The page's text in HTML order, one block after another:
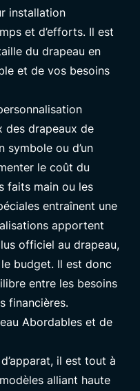
installation
et d’efforts. Il est
du drapeau en
et de vos besoins
des drapeaux de
symbole ou d’un
le coût du
faits main ou les
entraînent une
apportent
officiel au drapeau,
budget. Il est donc
entre les besoins
financières.
Abordables et de
il est tout à
alliant haute